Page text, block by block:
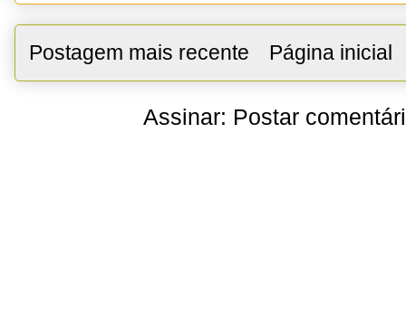
Postagem mais recente Página inicial
Assinar: Postar